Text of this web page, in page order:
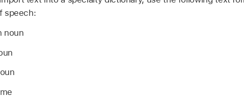
speech:
noun